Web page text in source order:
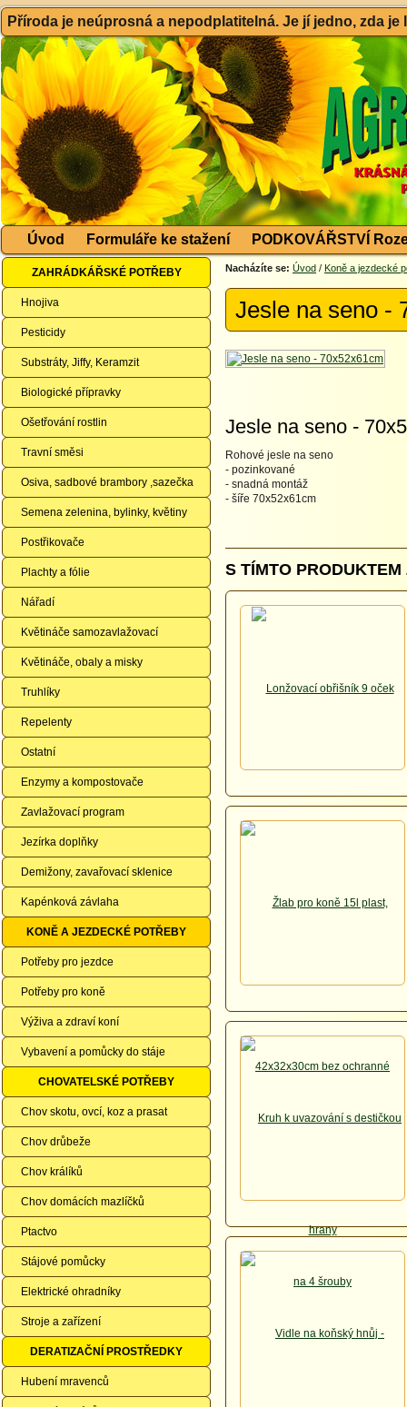
Příroda je neúprosná a nepodplatitelná. Je jí jedno, zda
Úvod Formuláře ke stažení PODKOVÁŘSTVÍ
ZAHRÁDKÁŘSKÉ POTŘEBY
Hnojiva
Pesticidy
Substráty, Jiffy, Keramzit
Biologické přípravky
Ošetřování rostlin
Travní směsi
Osiva, sadbové brambory ,sazečka
Semena zelenina, bylinky, květiny
Postřikovače
Plachty a fólie
Nářadí
Květináče samozavlažovací
Květináče, obaly a misky
Truhlíky
Repelenty
Ostatní
Enzymy a kompostovače
Zavlažovací program
Jezírka doplňky
Demižony, zavařovací sklenice
Kapénková závlaha
KONĚ A JEZDECKÉ POTŘEBY
Potřeby pro jezdce
Potřeby pro koně
Výživa a zdraví koní
Vybavení a pomůcky do stáje
CHOVATELSKÉ POTŘEBY
Chov skotu, ovcí, koz a prasat
Chov drůbeže
Chov králíků
Chov domácích mazlíčků
Ptactvo
Stájové pomůcky
Elektrické ohradníky
Stroje a zařízení
DERATIZAČNÍ PROSTŘEDKY
Hubení mravenců
Nacházíte se: Úvod / Koně a jezdecké
Jesle na seno -
Jesle na seno -
Rohové jesle na seno
- pozinkované
- snadná montáž
- šíře 70x52x61cm
S TÍMTO